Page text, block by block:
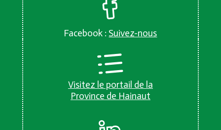
Facebook : Suivez-nous
Visitez le portail de la
Province de Hainaut